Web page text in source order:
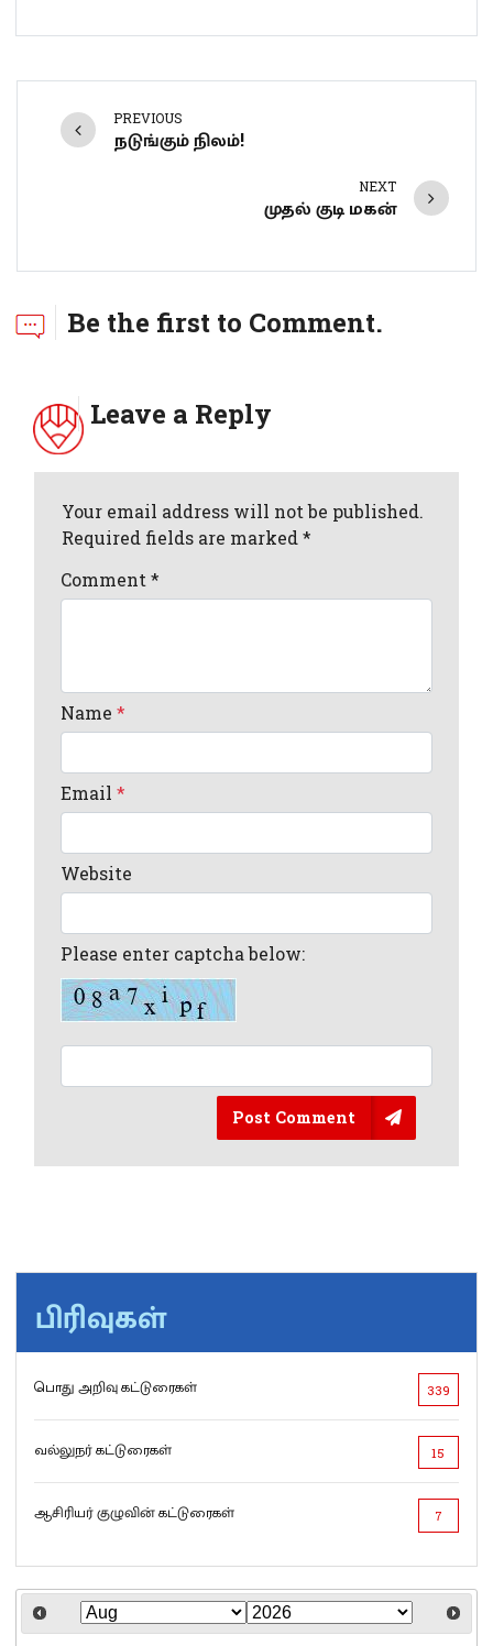
PREVIOUS
நடுங்கும் நிலம்!
NEXT
முதல் குடி மகன்
Be the first to Comment.
Leave a Reply
Your email address will not be published.
Required fields are marked *
Comment*
Name*
Email*
Website
Please enter captcha below:
Post Comment
பிரிவுகள்
பொது அறிவு கட்டுரைகள் 339
வல்லுநர் கட்டுரைகள் 15
ஆசிரியர் குழுவின் கட்டுரைகள் 7